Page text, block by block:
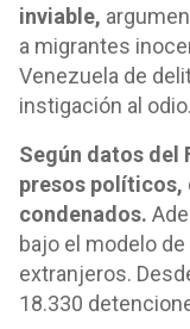
inviable,
a migrantes
Venezuela de
instigación al odio.
Según datos del
presos políticos,
condenados.
bajo el modelo
extranjeros.
18.330